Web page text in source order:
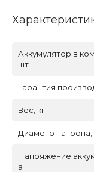
Аккумулятор в
шт
Гарантия
Вес, кг
Диаметр
Напряжение
а